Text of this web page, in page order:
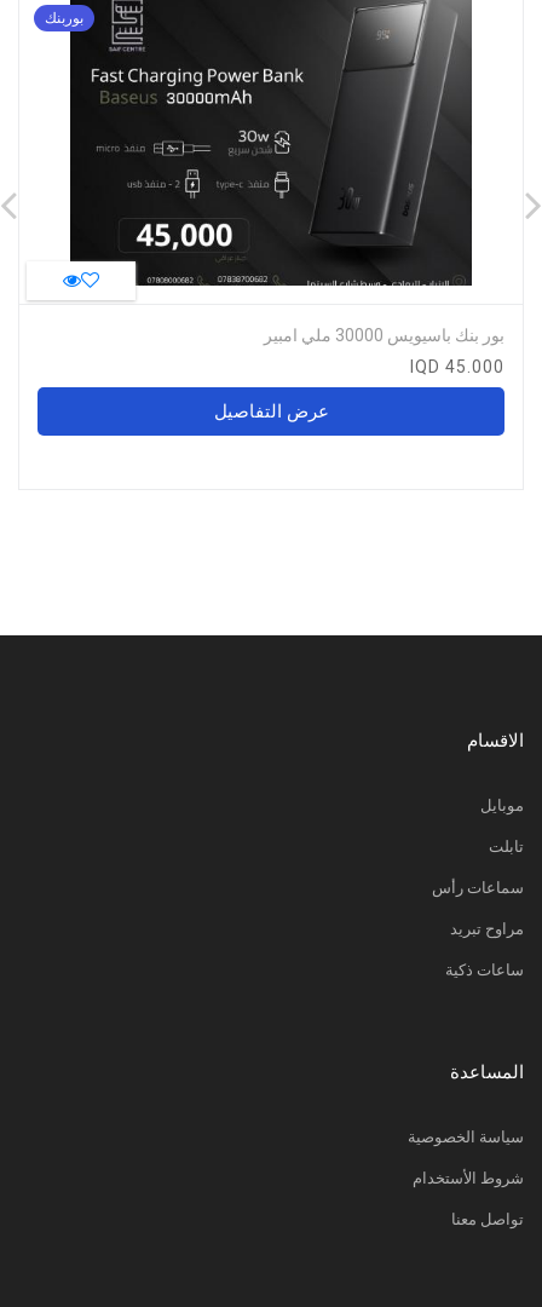
بور بنك باسيويس 30000 ملي امبير
45.000 IQD
عرض التفاصيل
الاقسام
موبايل
تابلت
سماعات رأس
مراوح تبريد
ساعات ذكية
المساعدة
سياسة الخصوصية
شروط الأستخدام
تواصل معنا